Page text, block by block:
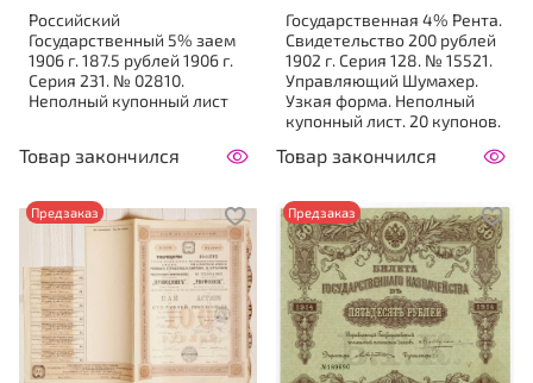
Российский
Государственный 5% заем
1906 г. 187.5 рублей 1906 г.
Серия 231. № 02810.
Неполный купонный лист
Товар закончился
Государственная 4% Рента.
Свидетельство 200 рублей
1902 г. Серия 128. № 15521.
Управляющий Шумахер.
Узкая форма. Неполный
купонный лист. 20 купонов.
Товар закончился
Предзаказ Предзаказ